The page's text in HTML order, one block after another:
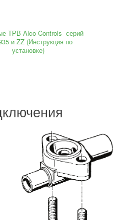
ТРВ Alco Controls серий
и ZZ (Инструкция по
установке)